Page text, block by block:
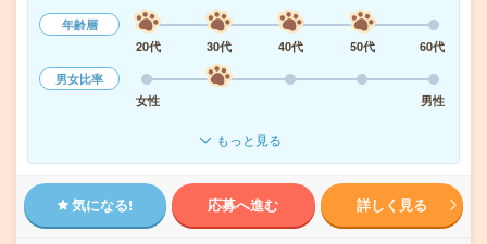
年齢層
20代
30代 40代 50代
60代
男女比率
女性
男性
もっと見る
気になる! 応募へ進む 詳しく見る